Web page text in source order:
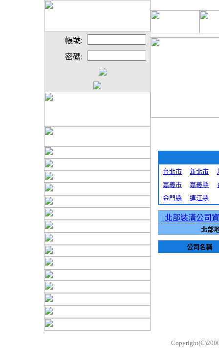
帳號:
密碼:
台北市 新北市
嘉義市
嘉義縣
金門縣
連江縣
| 北部裝潢公司
北部
公司名稱